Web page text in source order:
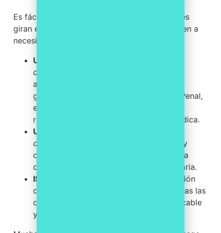
Es fácil confundir estas normas porque las tres
giran en torno al cumplimiento, pero responden a
necesidades distintas:
UNE 19601
compliance penal
acreditar el «modelo de organización y
gestión» del artículo 31 bis del Código Penal,
el que puede eximir o atenuar la
responsabilidad penal de la persona jurídica.
UNE 19602
compliance tributario
. Ayuda a prevenir y
detectar riesgos fiscales y a demostrar la
diligencia debida ante la Agencia Tributaria.
ISO 37301
: Norma internacional de gestión
del cumplimiento en sentido amplio (todas las
obligaciones de la organización), certificable
y reconocida fuera de España.